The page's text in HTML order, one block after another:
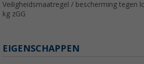
Veiligheidsmaatregel / bescherming tegen
kg zGG
EIGENSCHAPPEN